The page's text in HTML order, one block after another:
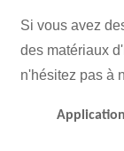
Si vous avez
des matériaux
n'hésitez pas à